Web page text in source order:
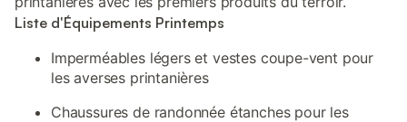
Liste d'Équipements Printemps
Imperméables légers et vestes coupe-vent pour
les averses printanières
Chaussures de randonnée étanches pour les